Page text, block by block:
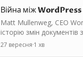
Війна між WordPress
Matt Mullenweg, CEO
історію змін
27 вересня·1 хв